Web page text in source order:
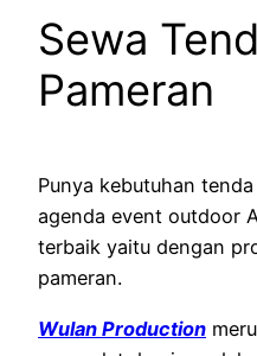
Sewa
Pameran
Punya kebutuhan
agenda event outdoor
terbaik yaitu dengan
pameran.
Wulan Production